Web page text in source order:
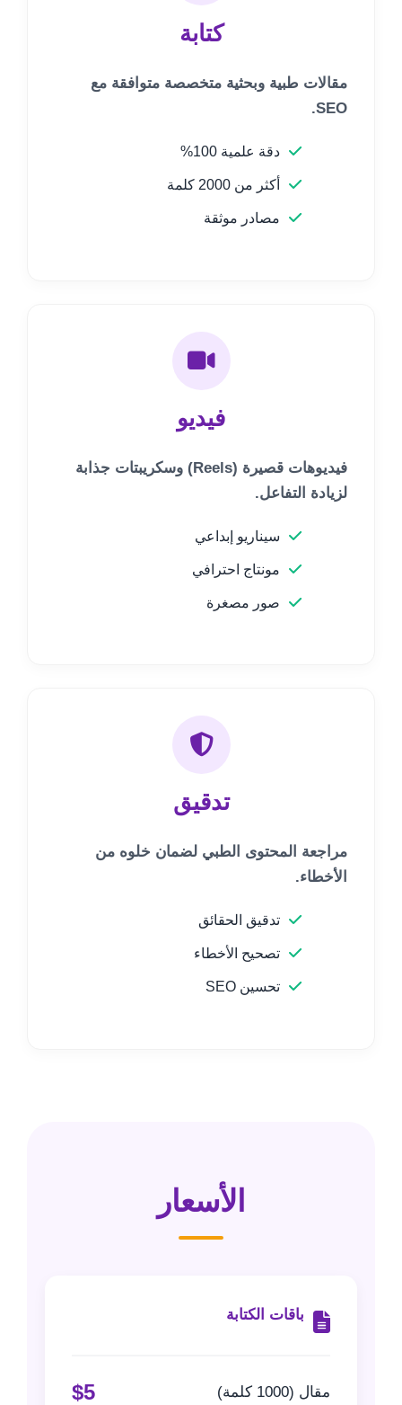
كتابة
مقالات طبية وبحثية متخصصة متوافقة مع
SEO.
دقة علمية 100%
أكثر من 2000 كلمة
مصادر موثقة
فيديو
فيديوهات قصيرة (Reels) وسكريبتات جذابة
لزيادة التفاعل.
سيناريو إبداعي
مونتاج احترافي
صور مصغرة
تدقيق
مراجعة المحتوى الطبي لضمان خلوه من
الأخطاء.
تدقيق الحقائق
تصحيح الأخطاء
تحسين SEO
الأسعار
باقات الكتابة
مقال (1000 كلمة) $5